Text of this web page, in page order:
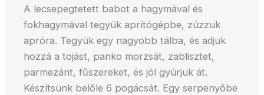
A lecsepegtetett babot a hagymával és
fokhagymával tegyük aprítógépbe, zúzzuk
apróra. Tegyük egy nagyobb tálba, és adjuk
hozzá a tojást, panko morzsát, zablisztet,
parmezánt, fűszereket, és jól gyúrjuk át.
Készítsünk belőle 6 pogácsát. Egy serpenyőbe